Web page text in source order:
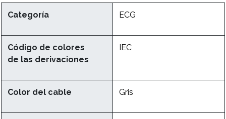
Categoría ECG
Código de colores
de las derivaciones
IEC
Color del cable Gris